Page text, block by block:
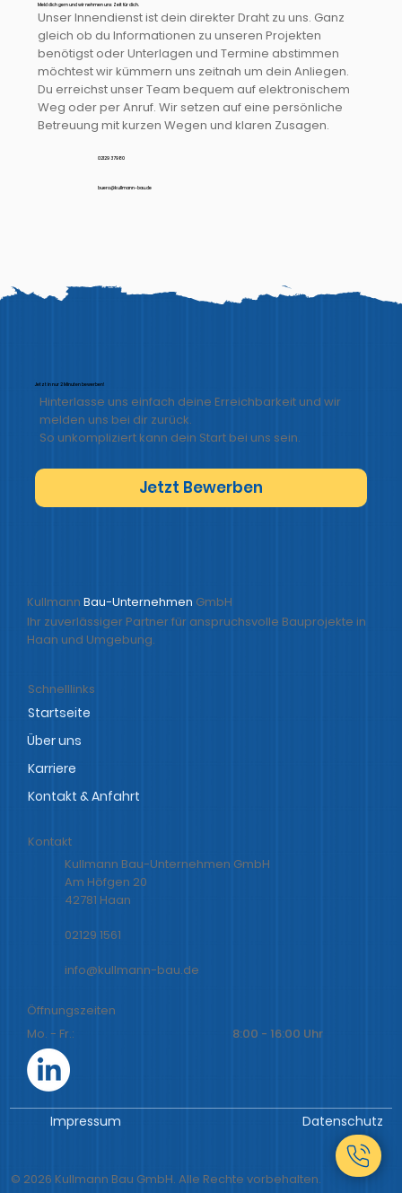
Meld dich gern und wir nehmen uns Zeit für dich.
Unser Innendienst ist dein direkter Draht zu uns. Ganz
gleich ob du Informationen zu unseren Projekten
benötigst oder Unterlagen und Termine abstimmen
möchtest wir kümmern uns zeitnah um dein Anliegen.
Du erreichst unser Team bequem auf elektronischem
Weg oder per Anruf. Wir setzen auf eine persönliche
Betreuung mit kurzen Wegen und klaren Zusagen.
02129 37980
buero@kullmann-bau.de
Jetzt in nur 2 Minuten bewerben!
Hinterlasse uns einfach deine Erreichbarkeit und wir
melden uns bei dir zurück.
So unkompliziert kann dein Start bei uns sein.
Jetzt Bewerben
Kullmann Bau-Unternehmen GmbH
Ihr zuverlässiger Partner für anspruchsvolle Bauprojekte in
Haan und Umgebung.
Schnelllinks
Startseite
Über uns
Karriere
Kontakt
Kullmann Bau-Unternehmen GmbH
Am Höfgen 20
42781 Haan
02129 1561
info@kullmann-bau.de
Öffnungszeiten
Mo. - Fr.:
8:00 - 16:00 Uhr
© 2026 Kullmann Bau GmbH. Alle Rechte vorbehalten.
Impressum Datenschutz